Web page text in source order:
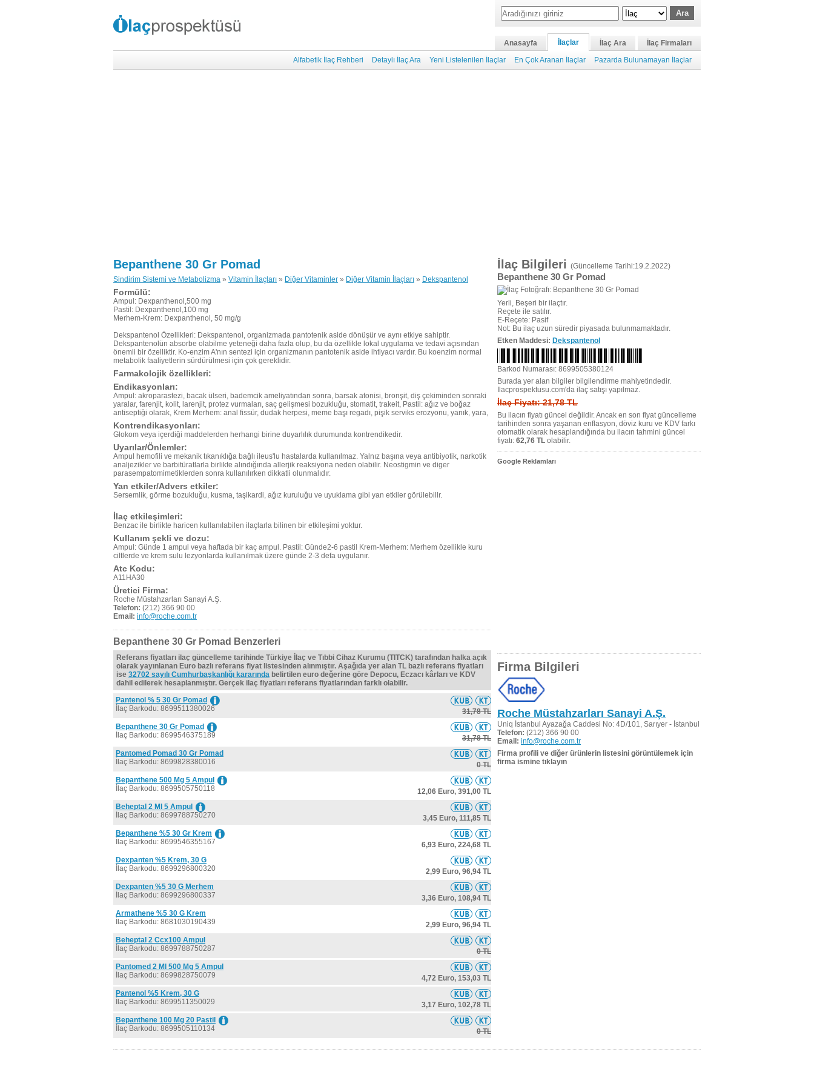
Anasayfa İlaçlar İlaç Ara
İlaç Firmaları
Alfabetik İlaç Rehberi
Detaylı İlaç Ara Yeni Listelenilen İlaçlar En Çok Aranan İlaçlar Pazarda Bulunamayan İlaçlar
Bepanthene 30 Gr Pomad
Sindirim Sistemi ve Metabolizma » Vitamin İlaçları » Diğer Vitaminler » Diğer Vitamin İlaçları » Dekspantenol
Formülü:
Ampul: Dexpanthenol,500 mg
Pastil: Dexpanthenol,100 mg
Merhem-Krem: Dexpanthenol, 50 mg/g
Dekspantenol Özellikleri: Dekspantenol, organizmada pantotenik aside dönüşür ve aynı etkiye sahiptir.
Dekspantenolün absorbe olabilme yeteneği daha fazla olup, bu da özellikle lokal uygulama ve tedavi açısından
önemli bir özelliktir. Ko-enzim A'nın sentezi için organizmanın pantotenik aside ihtiyacı vardır. Bu koenzim normal
metabolik faaliyetlerin sürdürülmesi için çok gereklidir.
Farmakolojik özellikleri:
Endikasyonları:
Ampul: akroparastezi, bacak ülseri, bademcik ameliyatından sonra, barsak atonisi, bronşit, diş çekiminden sonraki
yaralar, farenjit, kolit, larenjit, protez vurmaları, saç gelişmesi bozukluğu, stomatit, trakeit, Pastil: ağız ve boğaz
antiseptiği olarak, Krem Merhem: anal fissür, dudak herpesi, meme başı regadı, pişik serviks erozyonu, yanık, yara,
Kontrendikasyonları:
Glokom veya içerdiği maddelerden herhangi birine duyarlılık durumunda kontrendikedir.
Uyarılar/Önlemler:
Ampul hemofili ve mekanik tıkanıklığa bağlı ileus'lu hastalarda kullanılmaz. Yalnız başına veya antibiyotik, narkotik
analjezikler ve barbitüratlarla birlikte alındığında allerjik reaksiyona neden olabilir. Neostigmin ve diger
parasempatomimetiklerden sonra kullanılırken dikkatli olunmalıdır.
Yan etkiler/Advers etkiler:
Sersemlik, görme bozukluğu, kusma, taşikardi, ağız kuruluğu ve uyuklama gibi yan etkiler görülebillr.
İlaç etkileşimleri:
Benzac ile birlikte haricen kullanılabilen ilaçlarla bilinen bir etkileşimi yoktur.
Kullanım şekli ve dozu:
Ampul: Günde 1 ampul veya haftada bir kaç ampul. Pastil: Günde2-6 pastil Krem-Merhem: Merhem özellikle kuru
ciltlerde ve krem sulu lezyonlarda kullanılmak üzere günde 2-3 defa uygulanır.
Atc Kodu:
A11HA30
Üretici Firma:
Roche Müstahzarları Sanayi A.Ş.
Telefon: (212) 366 90 00
Email: info@roche.com.tr
Bepanthene 30 Gr Pomad Benzerleri
Referans fiyatları ilaç güncelleme tarihinde Türkiye İlaç ve Tıbbi Cihaz Kurumu (TITCK) tarafından halka açık
olarak yayınlanan Euro bazlı referans fiyat listesinden alınmıştır. Aşağıda yer alan TL bazlı referans fiyatları
ise 32702 sayılı Cumhurbaşkanlığı kararında belirtilen euro değerine göre Depocu, Eczacı kârları ve KDV
dahil edilerek hesaplanmıştır. Gerçek ilaç fiyatları referans fiyatlarından farklı olabilir.
Pantenol % 5 30 Gr Pomad
İlaç Barkodu: 8699511380026
31,78 TL
Bepanthene 30 Gr Pomad
İlaç Barkodu: 8699546375189
31,78 TL
Pantomed Pomad 30 Gr Pomad
İlaç Barkodu: 8699828380016
0 TL
Bepanthene 500 Mg 5 Ampul
İlaç Barkodu: 8699505750118
12,06 Euro, 391,00 TL
Beheptal 2 Ml 5 Ampul
İlaç Barkodu: 8699788750270
3,45 Euro, 111,85 TL
Bepanthene %5 30 Gr Krem
İlaç Barkodu: 8699546355167
6,93 Euro, 224,68 TL
Dexpanten %5 Krem, 30 G
İlaç Barkodu: 8699296800320
2,99 Euro, 96,94 TL
Dexpanten %5 30 G Merhem
İlaç Barkodu: 8699296800337
3,36 Euro, 108,94 TL
Armathene %5 30 G Krem
İlaç Barkodu: 8681030190439
2,99 Euro, 96,94 TL
Beheptal 2 Ccx100 Ampul
İlaç Barkodu: 8699788750287
0 TL
Pantomed 2 Ml 500 Mg 5 Ampul
İlaç Barkodu: 8699828750079
4,72 Euro, 153,03 TL
Pantenol %5 Krem, 30 G
İlaç Barkodu: 8699511350029
3,17 Euro, 102,78 TL
Bepanthene 100 Mg 20 Pastil
İlaç Barkodu: 8699505110134
0 TL
İlaç Bilgileri (Güncelleme Tarihi:19.2.2022)
Bepanthene 30 Gr Pomad
Yerli, Beşeri bir ilaçtır.
Reçete ile satılır.
E-Reçete: Pasif
Not: Bu ilaç uzun süredir piyasada bulunmamaktadır.
Etken Maddesi: Dekspantenol
Barkod Numarası: 8699505380124
Burada yer alan bilgiler bilgilendirme mahiyetindedir.
Ilacprospektusu.com'da ilaç satışı yapılmaz.
İlaç Fiyatı: 21,78 TL
Bu ilacın fiyatı güncel değildir. Ancak en son fiyat güncelleme
tarihinden sonra yaşanan enflasyon, döviz kuru ve KDV farkı
otomatik olarak hesaplandığında bu ilacın tahmini güncel
fiyatı: 62,76 TL olabilir.
Google Reklamları
Firma Bilgileri
Roche Müstahzarları Sanayi A.Ş.
Uniq İstanbul Ayazağa Caddesi No: 4D/101, Sarıyer - İstanbul
Telefon: (212) 366 90 00
Email: info@roche.com.tr
Firma profili ve diğer ürünlerin listesini görüntülemek için
firma ismine tıklayın